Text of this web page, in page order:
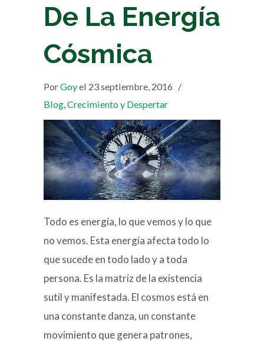
De La Energía
Cósmica
PorGoyel 23 septiembre, 2016 /
Blog,Crecimiento y Despertar
Todo es energía, lo que vemos y lo que
no vemos. Esta energía afecta todo lo
que sucede en todo lado y a toda
persona. Es la matriz de la existencia
sutil y manifestada. El cosmos está en
una constante danza, un constante
movimiento que genera patrones,